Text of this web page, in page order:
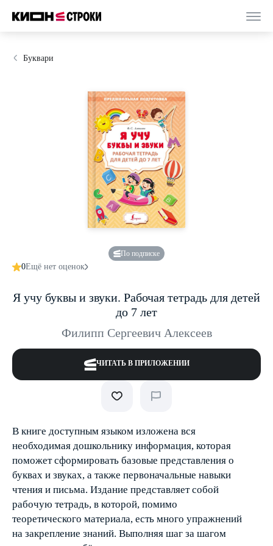
Буквари
По подписке
0Ещё нет оценок
Я учу буквы и звуки. Рабочая тетрадь для детей
до 7 лет
Филипп Сергеевич Алексеев
ЧИТАТЬ В ПРИЛОЖЕНИИ
В книге доступным языком изложена вся
необходимая дошкольнику информация, которая
поможет сформировать базовые представления о
буквах и звуках, а также первоначальные навыки
чтения и письма. Издание представляет собой
рабочую тетрадь, в которой, помимо
теоретического материала, есть много упражнений
на закрепление знаний. Выполняя шаг за шагом